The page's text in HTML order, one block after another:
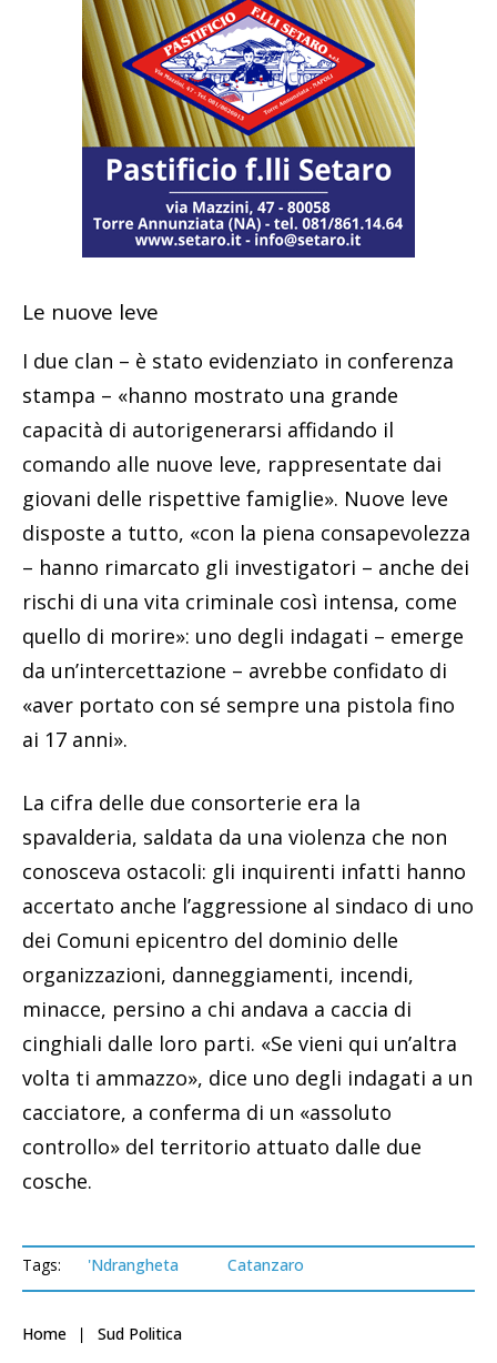
Le nuove leve
I due clan – è stato evidenziato in conferenza
stampa – «hanno mostrato una grande
capacità di autorigenerarsi affidando il
comando alle nuove leve, rappresentate dai
giovani delle rispettive famiglie». Nuove leve
disposte a tutto, «con la piena consapevolezza
– hanno rimarcato gli investigatori – anche dei
rischi di una vita criminale così intensa, come
quello di morire»: uno degli indagati – emerge
da un’intercettazione – avrebbe confidato di
«aver portato con sé sempre una pistola fino
ai 17 anni».
La cifra delle due consorterie era la
spavalderia, saldata da una violenza che non
conosceva ostacoli: gli inquirenti infatti hanno
accertato anche l’aggressione al sindaco di uno
dei Comuni epicentro del dominio delle
organizzazioni, danneggiamenti, incendi,
minacce, persino a chi andava a caccia di
cinghiali dalle loro parti. «Se vieni qui un’altra
volta ti ammazzo», dice uno degli indagati a un
cacciatore, a conferma di un «assoluto
controllo» del territorio attuato dalle due
cosche.
Tags: 'Ndrangheta Catanzaro
Home Sud Politica